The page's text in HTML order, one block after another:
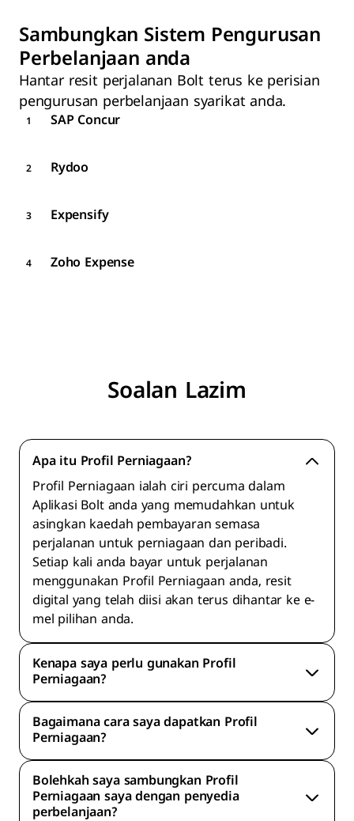
Sambungkan Sistem Pengurusan
Perbelanjaan anda
Hantar resit perjalanan Bolt terus ke perisian
pengurusan perbelanjaan syarikat anda.
SAP Concur
Rydoo
Expensify
Zoho Expense
Soalan Lazim
Apa itu Profil Perniagaan?
Profil Perniagaan ialah ciri percuma dalam
Aplikasi Bolt anda yang memudahkan untuk
asingkan kaedah pembayaran semasa
perjalanan untuk perniagaan dan peribadi.
Setiap kali anda bayar untuk perjalanan
menggunakan Profil Perniagaan anda, resit
digital yang telah diisi akan terus dihantar ke e-
mel pilihan anda.
Kenapa saya perlu gunakan Profil
Perniagaan?
Bagaimana cara saya dapatkan Profil
Perniagaan?
Bolehkah saya sambungkan Profil
Perniagaan saya dengan penyedia
perbelanjaan?